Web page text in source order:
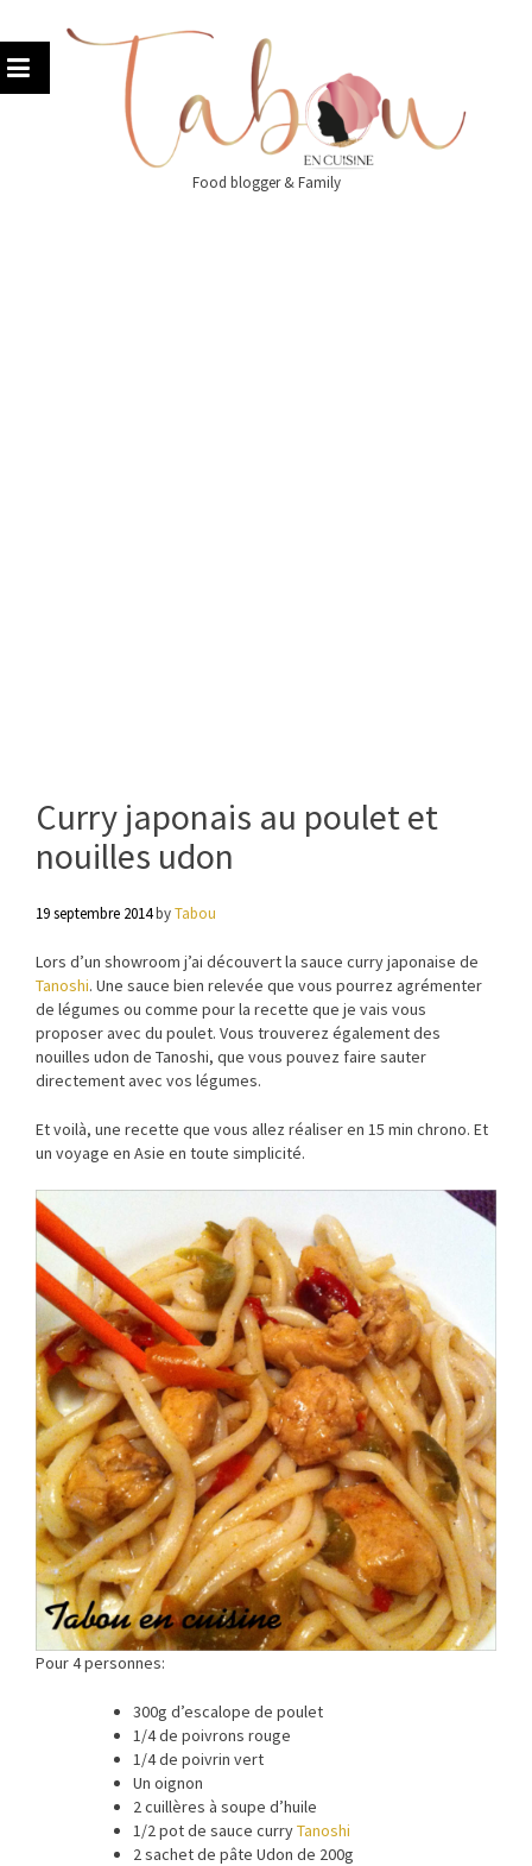
to
content
Food blogger & Family
Curry japonais au poulet et
nouilles udon
19 septembre 2014byTabou
Lors d’un showroom j’ai découvert la sauce curry japonaise de
Tanoshi. Une sauce bien relevée que vous pourrez agrémenter
de légumes ou comme pour la recette que je vais vous
proposer avec du poulet. Vous trouverez également des
nouilles udon de Tanoshi, que vous pouvez faire sauter
directement avec vos légumes.
Et voilà, une recette que vous allez réaliser en 15 min chrono. Et
un voyage en Asie en toute simplicité.
Pour 4 personnes:
300g d’escalope de poulet
1/4 de poivrons rouge
1/4 de poivrin vert
Un oignon
2 cuillères à soupe d’huile
1/2 pot de sauce curryTanoshi
2 sachet de pâte Udon de 200g